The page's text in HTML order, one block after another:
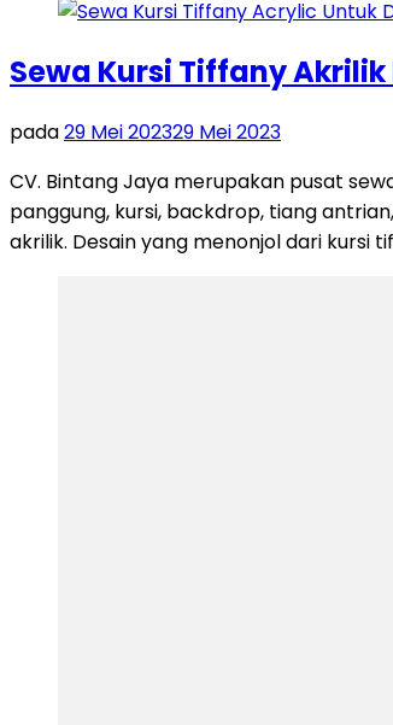
Sewa Kursi Tiffany
pada29 Mei 202329 Mei 2023
CV. Bintang Jaya merupakan pusat
panggung, kursi, backdrop, tiang
akrilik. Desain yang menonjol dari kursi